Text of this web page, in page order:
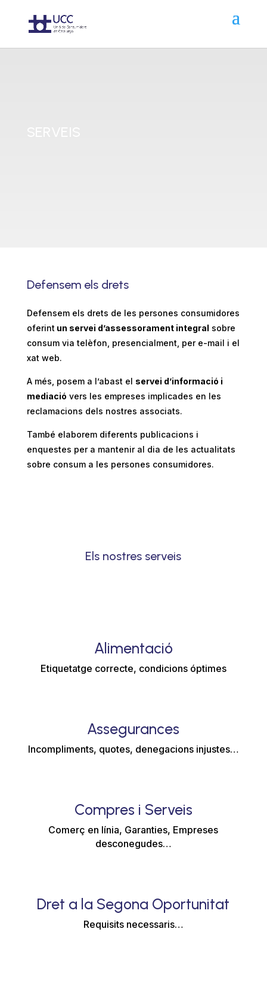
Defensem els drets
Defensem els drets de les persones consumidores
oferint un servei d’assessorament integral sobre
consum via telèfon, presencialment, per e-mail i el
xat web.
A més, posem a l’abast el servei d’informació i
mediació vers les empreses implicades en les
reclamacions dels nostres associats.
També elaborem diferents publicacions i
enquestes per a mantenir al dia de les actualitats
sobre consum a les persones consumidores.
Els nostres serveis
Alimentació
Etiquetatge correcte, condicions óptimes
Assegurances
Incompliments, quotes, denegacions injustes…
Compres i Serveis
Comerç en línia, Garanties, Empreses
desconegudes…
Dret a la Segona Oportunitat
Requisits necessaris…